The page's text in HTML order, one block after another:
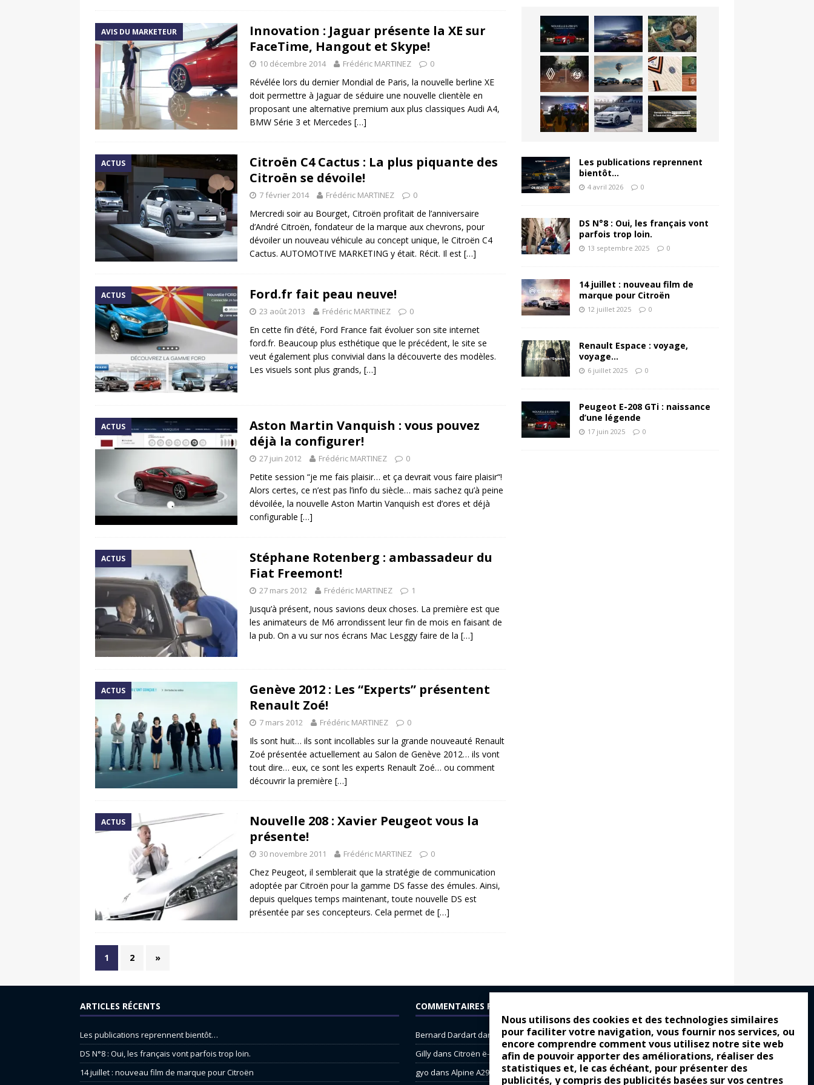
Nous utilisons des cookies et des technologies similaires
pour faciliter votre navigation, vous fournir nos services, ou
encore comprendre comment vous utilisez notre site web
afin de pouvoir apporter des améliorations, réaliser des
statistiques et, le cas échéant, pour présenter des
publicités, y compris des publicités basées sur vos centres
AVIS DU MARKETEUR
Innovation : Jaguar présente la XE sur
FaceTime, Hangout et Skype!
10 décembre 2014 Frédéric MARTINEZ 0
Révélée lors du dernier Mondial de Paris, la nouvelle berline XE
doit permettre à Jaguar de séduire une nouvelle clientèle en
proposant une alternative premium aux plus classiques Audi A4,
BMW Série 3 et Mercedes […]
ACTUS
Citroën C4 Cactus : La plus piquante des
Citroën se dévoile!
7 février 2014 Frédéric MARTINEZ 0
Mercredi soir au Bourget, Citroën profitait de l’anniversaire
d’André Citroën, fondateur de la marque aux chevrons, pour
dévoiler un nouveau véhicule au concept unique, le Citroën C4
Cactus. AUTOMOTIVE MARKETING y était. Récit. Il est […]
ACTUS Ford.fr fait peau neuve!
23 août 2013 Frédéric MARTINEZ 0
En cette fin d’été, Ford France fait évoluer son site internet
ford.fr. Beaucoup plus esthétique que le précédent, le site se
veut également plus convivial dans la découverte des modèles.
Les visuels sont plus grands, […]
ACTUS
Aston Martin Vanquish : vous pouvez
déjà la configurer!
27 juin 2012 Frédéric MARTINEZ 0
Petite session “je me fais plaisir… et ça devrait vous faire plaisir“!
Alors certes, ce n’est pas l’info du siècle… mais sachez qu’à peine
dévoilée, la nouvelle Aston Martin Vanquish est d’ores et déjà
configurable […]
ACTUS
Stéphane Rotenberg : ambassadeur du
Fiat Freemont!
27 mars 2012 Frédéric MARTINEZ 1
Jusqu’à présent, nous savions deux choses. La première est que
les animateurs de M6 arrondissent leur fin de mois en faisant de
la pub. On a vu sur nos écrans Mac Lesggy faire de la […]
ACTUS
Genève 2012 : Les “Experts” présentent
Renault Zoé!
7 mars 2012 Frédéric MARTINEZ 0
Ils sont huit… ils sont incollables sur la grande nouveauté Renault
Zoé présentée actuellement au Salon de Genève 2012… ils vont
tout dire… eux, ce sont les experts Renault Zoé… ou comment
découvrir la première […]
ACTUS
Nouvelle 208 : Xavier Peugeot vous la
présente!
30 novembre 2011 Frédéric MARTINEZ 0
Chez Peugeot, il semblerait que la stratégie de communication
adoptée par Citroën pour la gamme DS fasse des émules. Ainsi,
depuis quelques temps maintenant, toute nouvelle DS est
présentée par ses concepteurs. Cela permet de […]
1 2 »
Les publications reprennent
bientôt…
4 avril 2026 0
DS N°8 : Oui, les français vont
parfois trop loin.
13 septembre 2025 0
14 juillet : nouveau film de
marque pour Citroën
12 juillet 2025 0
Renault Espace : voyage,
voyage…
6 juillet 2025 0
Peugeot E-208 GTi : naissance
d’une légende
17 juin 2025 0
ARTICLES RÉCENTS
Les publications reprennent bientôt…
DS N°8 : Oui, les français vont parfois trop loin.
14 juillet : nouveau film de marque pour Citroën
COMMENTAIRES RÉCENTS
Bernard Dardartdans
Dacia Sandero : pour les gens vrais
Gillydans Citroën ë-C3 : la révolution a commencé
gyo dans Alpine A290 : L’irrésistible attraction de la légèreté